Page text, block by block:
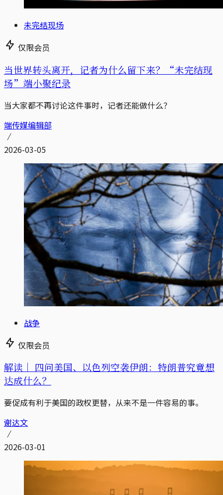
未完结现场
仅限会员
当世界转头离开，记者为什么留下来？“未完结现
场”端小聚纪录
当大家都不再讨论这件事时，记者还能做什么？
端传媒编辑部
2026-03-05
战争
仅限会员
解读｜ 四问美国、以色列空袭伊朗：特朗普究竟想
达成什么？
要促成有利于美国的政权更替，从来不是一件容易的事。
谢达文
2026-03-01